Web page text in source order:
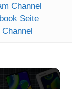
Channel
Seite